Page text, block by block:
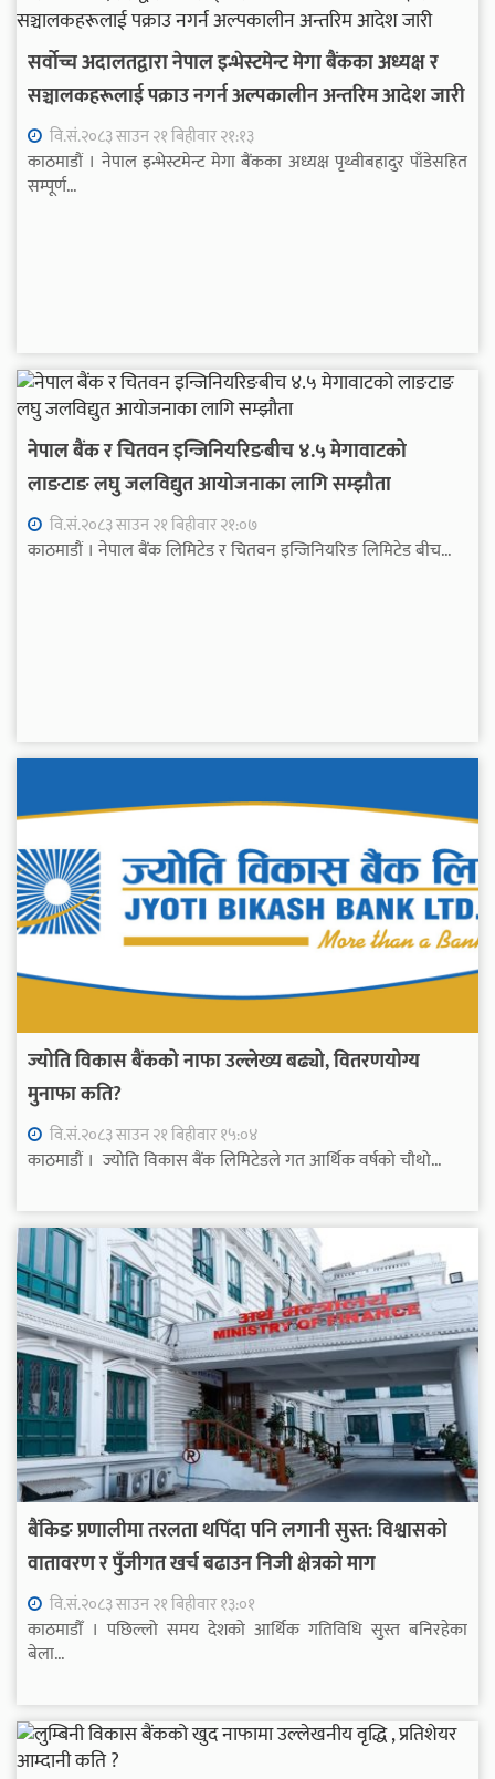
सर्वोच्च अदालतद्वारा नेपाल इन्भेस्टमेन्ट मेगा बैंकका अध्यक्ष र
सञ्चालकहरूलाई पक्राउ नगर्न अल्पकालीन अन्तरिम आदेश जारी
वि.सं.२०८३ साउन २१ बिहीवार २१:१३
काठमाडौं । नेपाल इन्भेस्टमेन्ट मेगा बैंकका अध्यक्ष पृथ्वीबहादुर पाँडेसहित
सम्पूर्ण...
नेपाल बैंक र चितवन इन्जिनियरिङबीच ४.५ मेगावाटको
लाङटाङ लघु जलविद्युत आयोजनाका लागि सम्झौता
वि.सं.२०८३ साउन २१ बिहीवार २१:०७
काठमाडौं । नेपाल बैंक लिमिटेड र चितवन इन्जिनियरिङ लिमिटेड बीच...
ज्योति विकास बैंकको नाफा उल्लेख्य बढ्यो, वितरणयोग्य
मुनाफा कति?
वि.सं.२०८३ साउन २१ बिहीवार १५:०४
काठमाडौं । ज्योति विकास बैंक लिमिटेडले गत आर्थिक वर्षको चौथो...
बैंकिङ प्रणालीमा तरलता थपिँदा पनि लगानी सुस्त: विश्वासको
वातावरण र पुँजीगत खर्च बढाउन निजी क्षेत्रको माग
वि.सं.२०८३ साउन २१ बिहीवार १३:०१
काठमाडौँ । पछिल्लो समय देशको आर्थिक गतिविधि सुस्त बनिरहेका
बेला...